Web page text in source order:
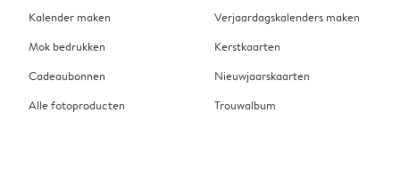
Kalender maken
Mok bedrukken
Cadeaubonnen
Alle fotoproducten
Verjaardagskalenders maken
Kerstkaarten
Nieuwjaarskaarten
Trouwalbum